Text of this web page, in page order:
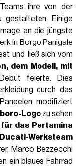
ihre von der
gestalteten. Einige
an die jüngste
in Borgo Panigale
und ließ sich vom
dem Modell, mit
feierte. Dies
durch das
modifiziert
Logozu sehen
für das Pertamina
Werksteam
Marco Bezzecchi
ein blaues Fahrrad